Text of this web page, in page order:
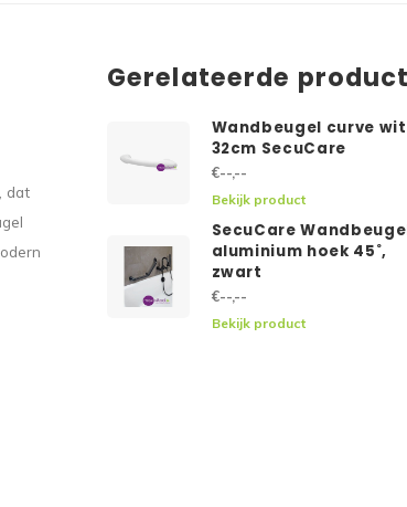
dat
Gerelateerde
Wandbeugel curve wit
32cm SecuCare
€--,--
Bekijk product
SecuCare
aluminium hoek 45˚,
zwart
€--,--
Bekijk product